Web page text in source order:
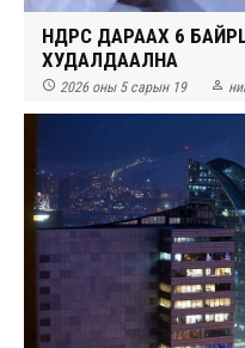
ӨНӨӨДРӨӨС ДАРААХ 6
ХУДАЛДААЛНА
 2026 оны 5 сарын 19 